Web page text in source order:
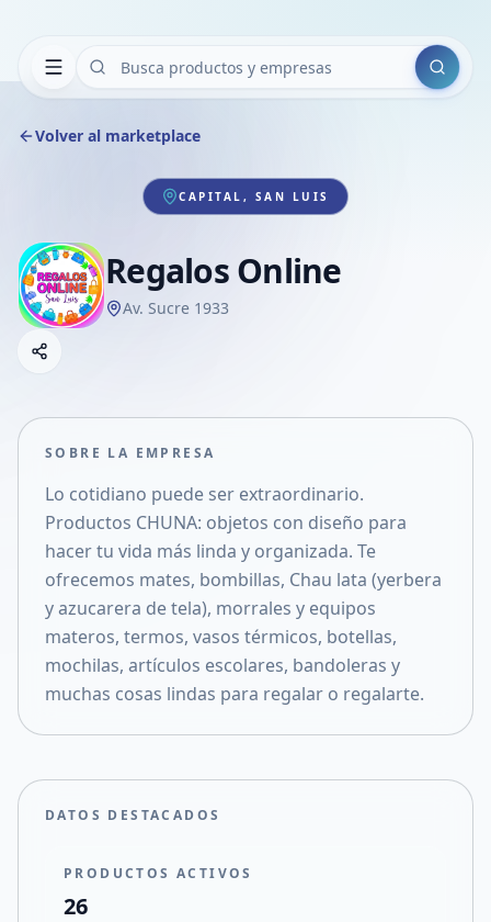
Buscar
Volver al marketplace
CAPITAL, SAN LUIS
Regalos Online
Av. Sucre 1933
Compartir empresa
Compartir en X
SOBRE LA EMPRESA
Lo cotidiano puede ser extraordinario.
Productos CHUNA: objetos con diseño para
hacer tu vida más linda y organizada. Te
ofrecemos mates, bombillas, Chau lata (yerbera
y azucarera de tela), morrales y equipos
materos, termos, vasos térmicos, botellas,
mochilas, artículos escolares, bandoleras y
muchas cosas lindas para regalar o regalarte.
DATOS DESTACADOS
PRODUCTOS ACTIVOS
26